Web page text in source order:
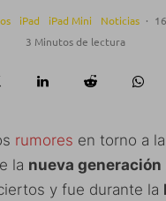
iPad iPad Mini Noticias ·
3 Minutos de lectura
rumores en torno a la
la nueva generación
y fue durante la